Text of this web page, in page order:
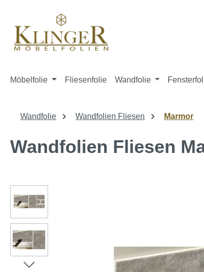
Möbelfolie Fliesenfolie Wandfolie
Wandfolie Wandfolien Fliesen Marmor
Wandfolien Fliesen